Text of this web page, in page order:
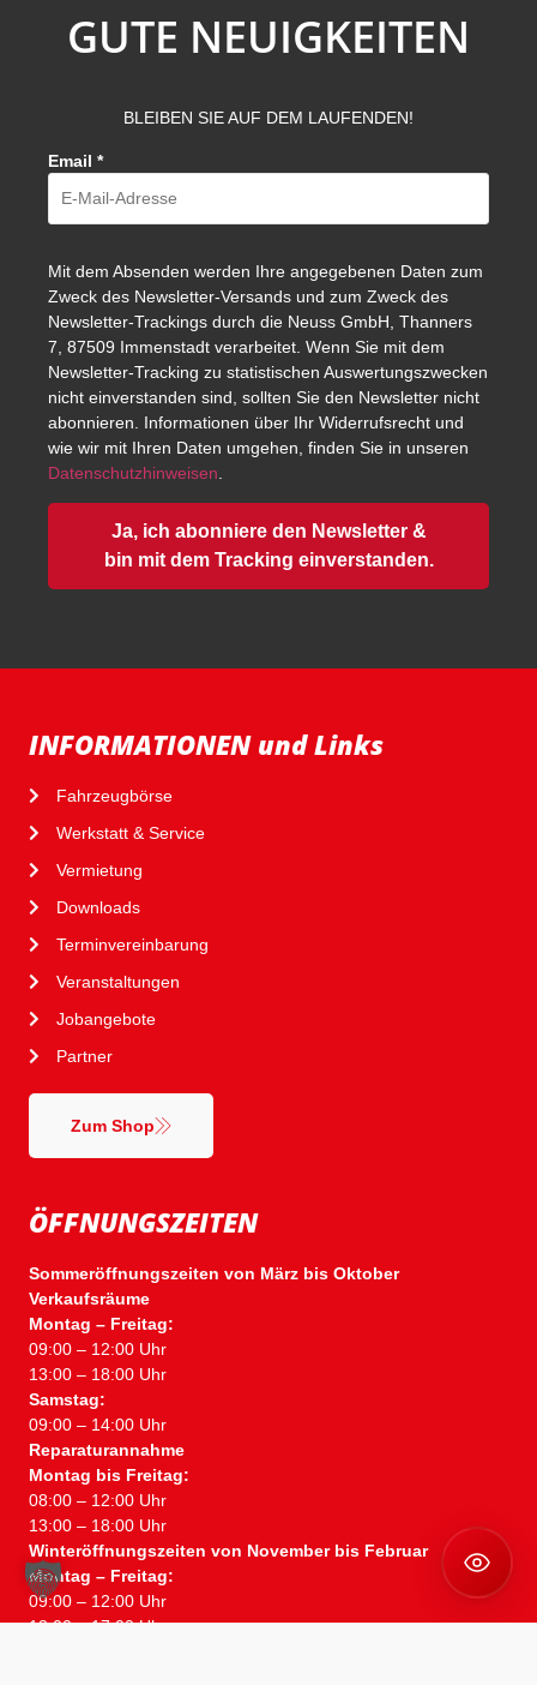
GUTE NEUIGKEITEN
BLEIBEN SIE AUF DEM LAUFENDEN!
Email *
Mit dem Absenden werden Ihre angegebenen Daten zum
Zweck des Newsletter-Versands und zum Zweck des
Newsletter-Trackings durch die Neuss GmbH, Thanners
7, 87509 Immenstadt verarbeitet. Wenn Sie mit dem
Newsletter-Tracking zu statistischen Auswertungszwecken
nicht einverstanden sind, sollten Sie den Newsletter nicht
abonnieren. Informationen über Ihr Widerrufsrecht und
wie wir mit Ihren Daten umgehen, finden Sie in unseren
Datenschutzhinweisen
Ja, ich abonniere den Newsletter &
bin mit dem Tracking einverstanden.
ÖFFNUNGSZEITEN
Sommeröffnungszeiten von März bis Oktober
Verkaufsräume
Montag – Freitag:
09:00 – 12:00 Uhr
13:00 – 18:00 Uhr
Samstag:
09:00 – 14:00 Uhr
Reparaturannahme
Montag bis Freitag:
08:00 – 12:00 Uhr
13:00 – 18:00 Uhr
Winteröffnungszeiten von November bis Februar
Montag – Freitag:
09:00 – 12:00 Uhr
13:00 – 17:00 Uhr
INFORMATIONEN und Links
Fahrzeugbörse
Werkstatt & Service
Vermietung
Downloads
Terminvereinbarung
Veranstaltungen
Jobangebote
Partner
Zum Shop